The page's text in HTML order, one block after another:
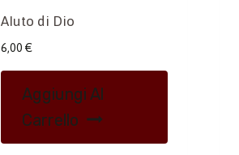
AIuto di Dio
6,00 €
Aggiungi Al
Carrello